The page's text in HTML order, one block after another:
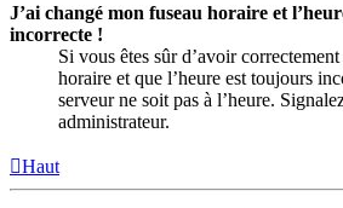
J’ai changé mon fuseau horaire et
incorrecte !
Si vous êtes sûr d’avoir
horaire et que l’heure est toujours
serveur ne soit pas à l’heure.
administrateur.
Haut